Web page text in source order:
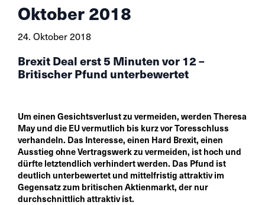
Oktober 2018
24. Oktober 2018
Brexit Deal erst 5 Minuten vor 12 –
Britischer Pfund unterbewertet
Um einen Gesichtsverlust zu vermeiden, werden Theresa
May und die EU vermutlich bis kurz vor Toresschluss
verhandeln. Das Interesse, einen Hard Brexit, einen
Ausstieg ohne Vertragswerk zu vermeiden, ist hoch und
dürfte letztendlich verhindert werden. Das Pfund ist
deutlich unterbewertet und mittelfristig attraktiv im
Gegensatz zum britischen Aktienmarkt, der nur
durchschnittlich attraktiv ist.